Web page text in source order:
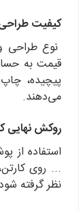
کیفیت
نوع طراحی
قیمت به
پیچیده،
می‌دهند.
روکش نهایی
... روی
نظر گرفته